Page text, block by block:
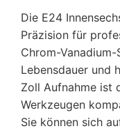
Die E24
Präzision für
Chrom-
Lebensdauer und
Zoll Aufnahme ist
Werkzeugen
Sie können sich